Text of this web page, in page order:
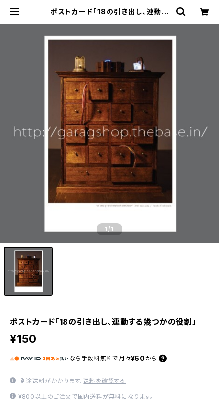
ポストカード「18の引き出し、連動す
1/1
ポストカード「18の引き出し、連動する幾つかの役割」
¥150
なら 手数料無料で 月々¥50 から
別途送料がかかります。送料を確認する
¥800以上のご注文で国内送料が無料になります。